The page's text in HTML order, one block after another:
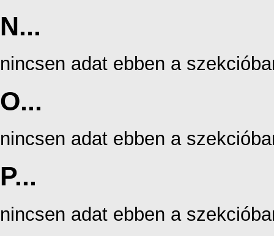
N...
nincsen adat ebben a
O...
nincsen adat ebben a
P...
nincsen adat ebben a